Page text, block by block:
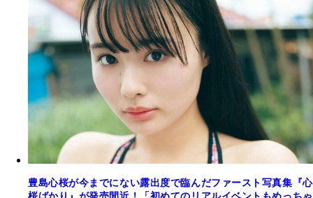
豊島心桜が今までにない露出度で臨んだファースト写真集『心